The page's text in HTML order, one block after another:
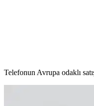
Telefonun Avrupa odaklı